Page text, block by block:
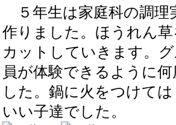
５年生は家庭科の調理
作りました。ほうれん
カットしていきます。
員が体験できるように
した。鍋に火をつけて
いい子達でした。